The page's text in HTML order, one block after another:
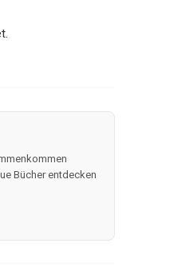
Bücher entdecken